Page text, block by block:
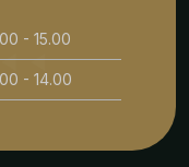
- 15.00
- 14.00